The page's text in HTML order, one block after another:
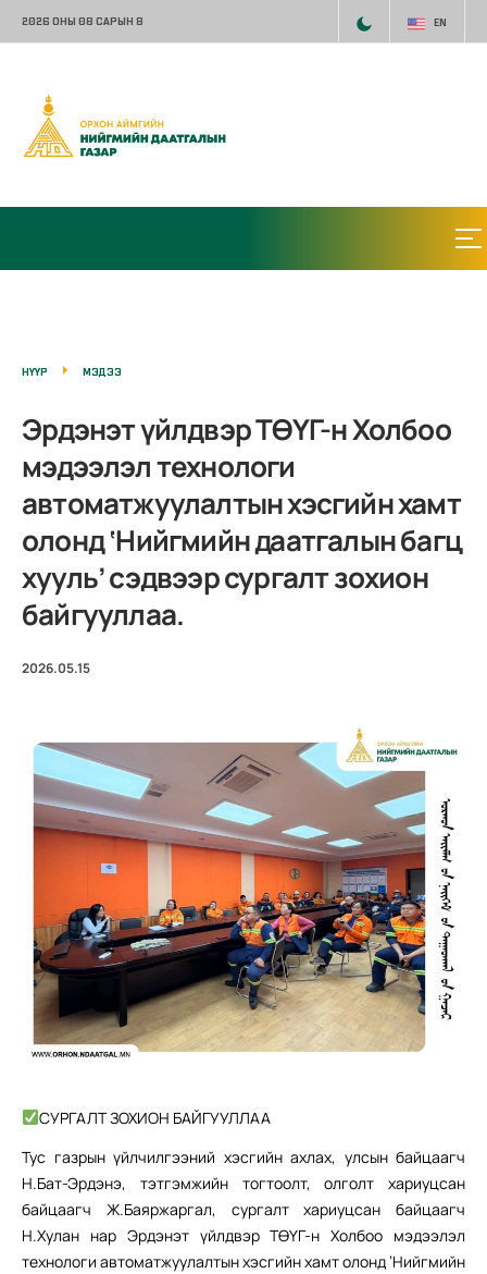
2026 ОНЫ 08 САРЫН 8 EN
НҮҮР МЭДЭЭ
Эрдэнэт үйлдвэр ТӨҮГ-н Холбоо
мэдээлэл технологи
автоматжуулалтын хэсгийн хамт
олонд ‘Нийгмийн даатгалын багц
хууль’ сэдвээр сургалт зохион
байгууллаа.
2026.05.15
СУРГАЛТ ЗОХИОН БАЙГУУЛЛАА
Тус газрын үйлчилгээний хэсгийн ахлах, улсын байцаагч
Н.Бат-Эрдэнэ, тэтгэмжийн тогтоолт, олголт хариуцсан
байцаагч Ж.Баяржаргал, сургалт хариуцсан байцаагч
Н.Хулан нар Эрдэнэт үйлдвэр ТӨҮГ-н Холбоо мэдээлэл
технологи автоматжуулалтын хэсгийн хамт олонд ‘Нийгмийн